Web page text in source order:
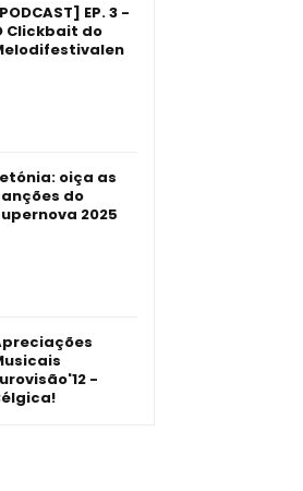
EP. 3 -
Clickbait do
oiça as
do
2025
-